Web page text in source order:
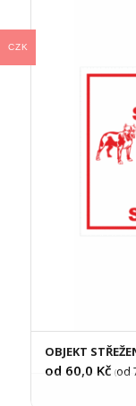
OBJEKT
od 60,0 Kč (od
CZK